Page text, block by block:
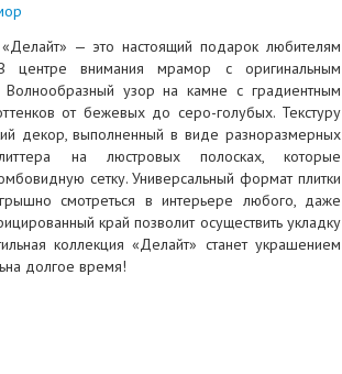
— это настоящий подарок любителям
центре внимания мрамор с оригинальным
Волнообразный узор на камне с градиентным
от бежевых до серо-голубых. Текстуру
декор, выполненный в виде разноразмерных
на люстровых полосках, которые
сетку. Универсальный формат плитки
смотреться в интерьере любого, даже
край позволит осуществить укладку
коллекция «Делайт» станет украшением
долгое время!